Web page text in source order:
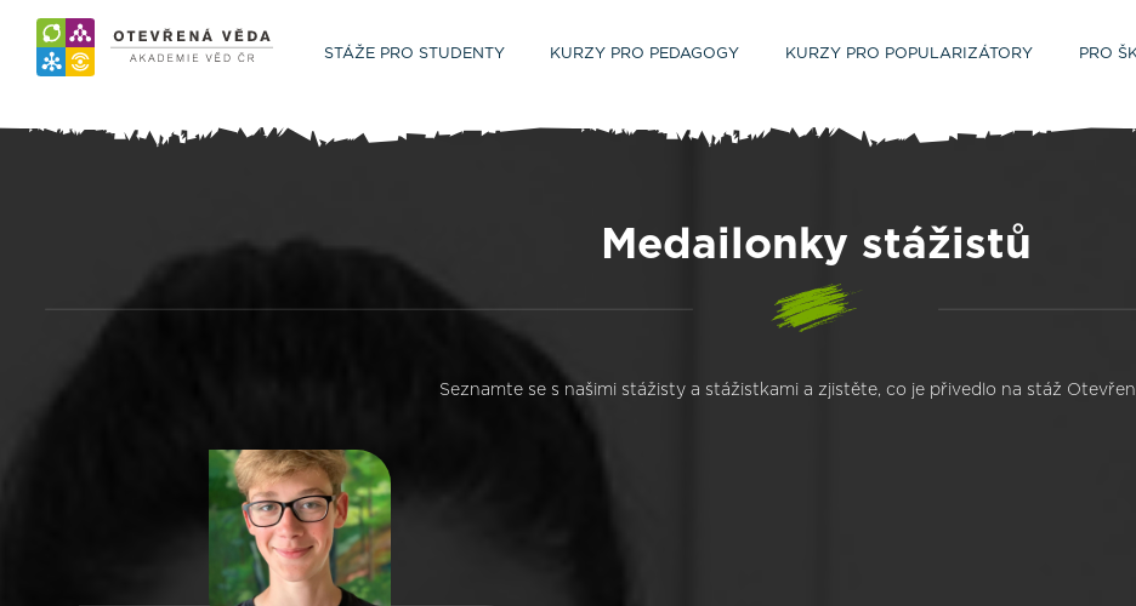
STÁŽE PRO STUDENTY KURZY PRO PEDAGOGY KURZY PRO POPULARIZÁTORY PRO
Medailonky stážistů
Seznamte se s našimi stážisty a stážistkami a zjistěte, co je přivedlo na stáž